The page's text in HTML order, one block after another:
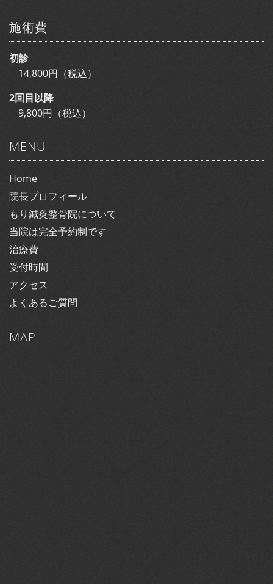
施術費
初診
14,800円（税込）
2回目以降
9,800円（税込）
MENU
Home
院長プロフィール
もり鍼灸整骨院について
当院は完全予約制です
治療費
受付時間
アクセス
よくあるご質問
MAP